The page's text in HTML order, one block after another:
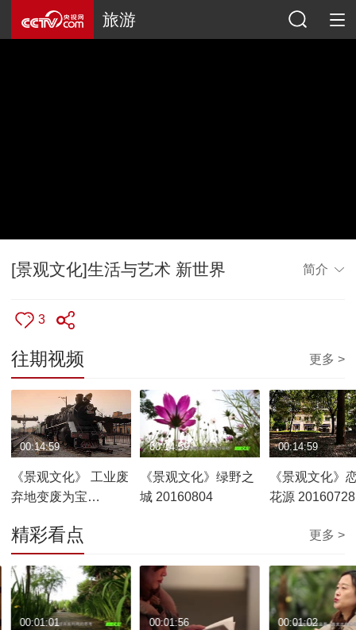
旅游
[景观文化]生活与艺术 新世界 简介
3
往期视频 更多 >
《景观文化》 工业废
弃地变废为宝
00:14:59
《景观文化》绿野之
城 20160804
00:14:59
《景观文化》
花源 20160728
00:14:59
精彩看点 更多 >
00:01:01 00:01:56 00:01:02